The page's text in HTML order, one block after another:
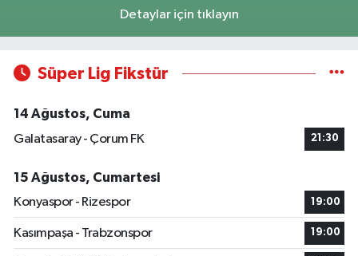
Detaylar için tıklayın
Süper Lig Fikstür
14 Ağustos, Cuma
Galatasaray - Çorum FK
21:30
15 Ağustos, Cumartesi
Konyaspor - Rizespor
19:00
Kasımpaşa - Trabzonspor 19:00